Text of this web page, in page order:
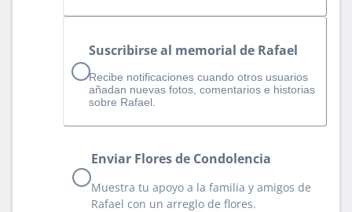
Suscribirse al memorial de Rafael
Recibe notificaciones cuando otros usuarios
añadan nuevas fotos, comentarios e historias
sobre Rafael.
Enviar Flores de Condolencia
Muestra tu apoyo a la familia y amigos de
Rafael con un arreglo de flores.